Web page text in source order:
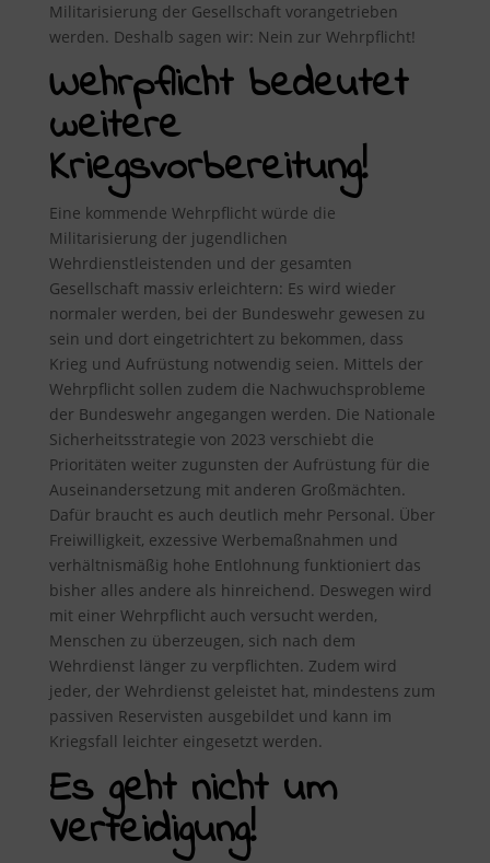
Militarisierung der Gesellschaft vorangetrieben
werden. Deshalb sagen wir: Nein zur Wehrpflicht!
Wehrpflicht bedeutet
weitere
Kriegsvorbereitung!
Eine kommende Wehrpflicht würde die
Militarisierung der jugendlichen
Wehrdienstleistenden und der gesamten
Gesellschaft massiv erleichtern: Es wird wieder
normaler werden, bei der Bundeswehr gewesen zu
sein und dort eingetrichtert zu bekommen, dass
Krieg und Aufrüstung notwendig seien. Mittels der
Wehrpflicht sollen zudem die Nachwuchsprobleme
der Bundeswehr angegangen werden. Die Nationale
Sicherheitsstrategie von 2023 verschiebt die
Prioritäten weiter zugunsten der Aufrüstung für die
Auseinandersetzung mit anderen Großmächten.
Dafür braucht es auch deutlich mehr Personal. Über
Freiwilligkeit, exzessive Werbemaßnahmen und
verhältnismäßig hohe Entlohnung funktioniert das
bisher alles andere als hinreichend. Deswegen wird
mit einer Wehrpflicht auch versucht werden,
Menschen zu überzeugen, sich nach dem
Wehrdienst länger zu verpflichten. Zudem wird
jeder, der Wehrdienst geleistet hat, mindestens zum
passiven Reservisten ausgebildet und kann im
Kriegsfall leichter eingesetzt werden.
Es geht nicht um
Verteidigung!